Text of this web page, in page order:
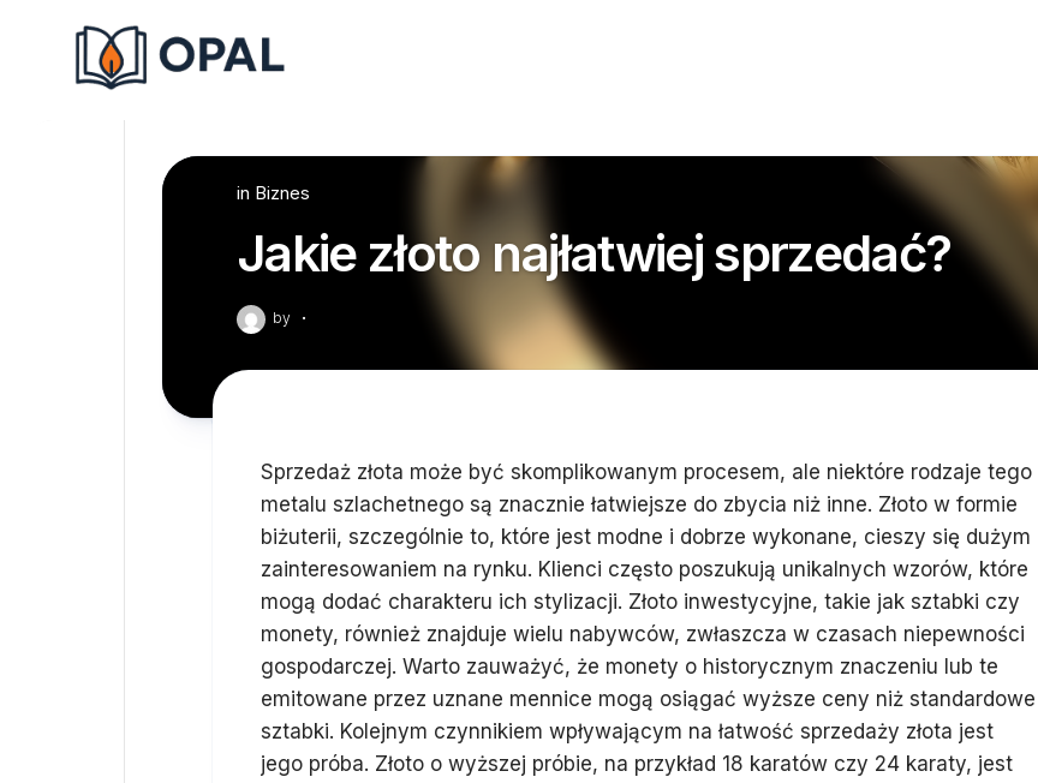
in Biznes
Jakie złoto najłatwiej sprzedać?
by ·
Sprzedaż złota może być skomplikowanym procesem, ale niektóre rodzaje tego
metalu szlachetnego są znacznie łatwiejsze do zbycia niż inne. Złoto w formie
biżuterii, szczególnie to, które jest modne i dobrze wykonane, cieszy się dużym
zainteresowaniem na rynku. Klienci często poszukują unikalnych wzorów, które
mogą dodać charakteru ich stylizacji. Złoto inwestycyjne, takie jak sztabki czy
monety, również znajduje wielu nabywców, zwłaszcza w czasach niepewności
gospodarczej. Warto zauważyć, że monety o historycznym znaczeniu lub te
emitowane przez uznane mennice mogą osiągać wyższe ceny niż standardowe
sztabki. Kolejnym czynnikiem wpływającym na łatwość sprzedaży złota jest
jego próba. Złoto o wyższej próbie, na przykład 18 karatów czy 24 karaty, jest